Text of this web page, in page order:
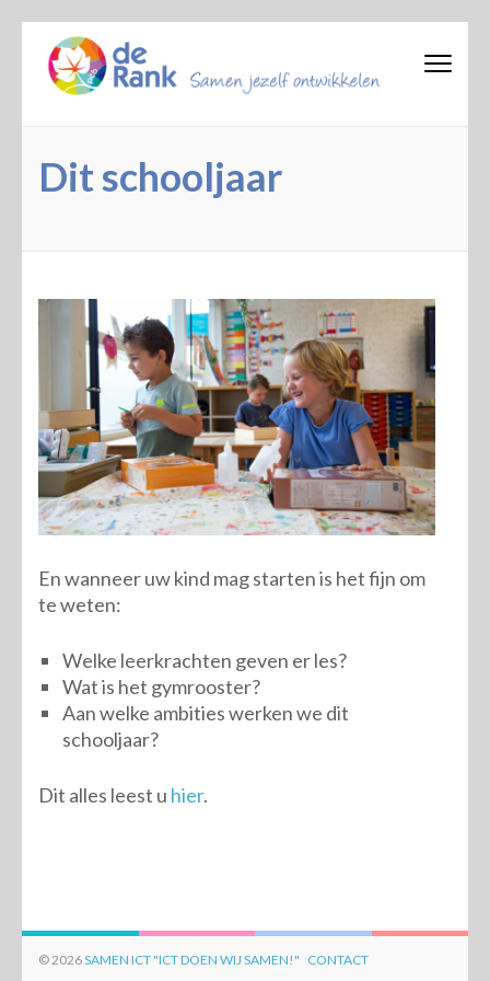
PCB de Rank
Dit schooljaar
En wanneer uw kind mag starten is het fijn om
te weten:
Welke leerkrachten geven er les?
Wat is het gymrooster?
Aan welke ambities werken we dit
schooljaar?
Dit alles leest u hier.
© 2026SAMEN ICT "ICT DOEN WIJ SAMEN!" CONTACT